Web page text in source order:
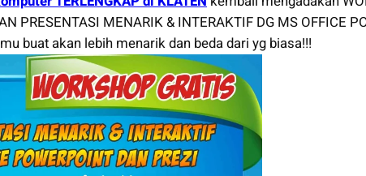
PRESENTASI MENARIK & INTERAKTIF DG MS OFFICE
buat akan lebih menarik dan beda dari yg biasa!!!